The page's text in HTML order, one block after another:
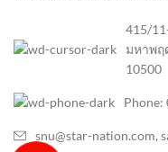
415/
มหาพฤ
10500
snu@star-nation.com,